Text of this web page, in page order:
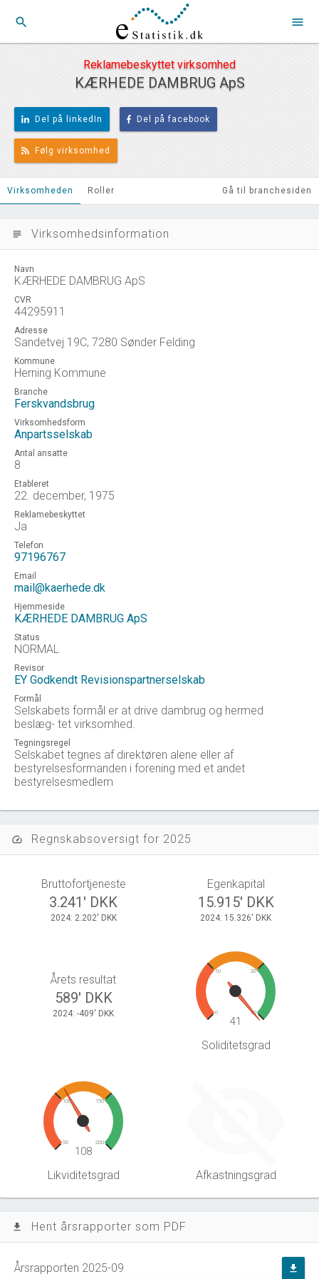
search menu
Reklamebeskyttet virksomhed
KÆRHEDE DAMBRUG ApS
Del på linkedIn Del på facebook
Følg virksomhed
Virksomheden Roller Gå til branchesiden
subject Virksomhedsinformation
Navn
KÆRHEDE DAMBRUG ApS
CVR
44295911
Adresse
Sandetvej 19C, 7280 Sønder Felding
Kommune
Herning Kommune
Branche
Ferskvandsbrug
Virksomhedsform
Anpartsselskab
Antal ansatte
8
Etableret
22. december, 1975
Reklamebeskyttet
Ja
Telefon
97196767
Email
mail@kaerhede.dk
Hjemmeside
KÆRHEDE DAMBRUG ApS
Status
NORMAL
Revisor
EY Godkendt Revisionspartnerselskab
Formål
Selskabets formål er at drive dambrug og hermed
beslæg- tet virksomhed.
Tegningsregel
Selskabet tegnes af direktøren alene eller af
bestyrelsesformanden i forening med et andet
bestyrelsesmedlem
speed Regnskabsoversigt for 2025
Bruttofortjeneste
3.241' DKK
2024: 2.202' DKK
Egenkapital
15.915' DKK
2024: 15.326' DKK
Årets resultat
589' DKK
2024: -409' DKK 0
10 20
30
41
Soliditetsgrad
50
100 150
200
108
Likviditetsgrad Afkastningsgrad
file_download Hent årsrapporter som PDF
Årsrapporten 2025-09 file_download